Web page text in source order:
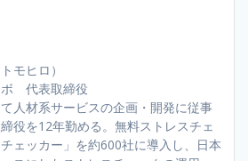
ヒロ）
ボ 代表取締役
人材系サービスの企画・開発に従事
役を12年勤める。無料ストレスチェ
ェッカー」を約600社に導入し、日本